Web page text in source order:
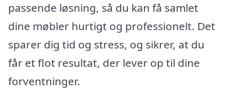
passende løsning, så du kan få samlet
dine møbler hurtigt og professionelt. Det
sparer dig tid og stress, og sikrer, at du
får et flot resultat, der lever op til dine
forventninger.